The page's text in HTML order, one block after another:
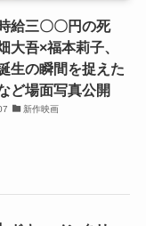
給三〇〇円の死
大吾×福本莉子、
生の瞬間を捉えた
ど場面写真公開
新作映画